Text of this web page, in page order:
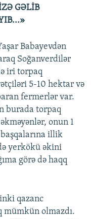
GƏLİB
Babayevdən
Soğanverdilər
iri torpaq
5-10 hektar və
fermerlər var.
burada torpaq
onun 1
illik
yerkökü əkini
görə də haqq
qazanc
mümkün olmazdı.